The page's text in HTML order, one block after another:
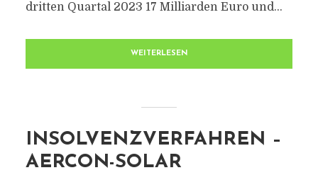
dritten Quartal 2023 17 Milliarden Euro und...
WEITERLESEN
INSOLVENZVERFAHREN –
AERCON-SOLAR